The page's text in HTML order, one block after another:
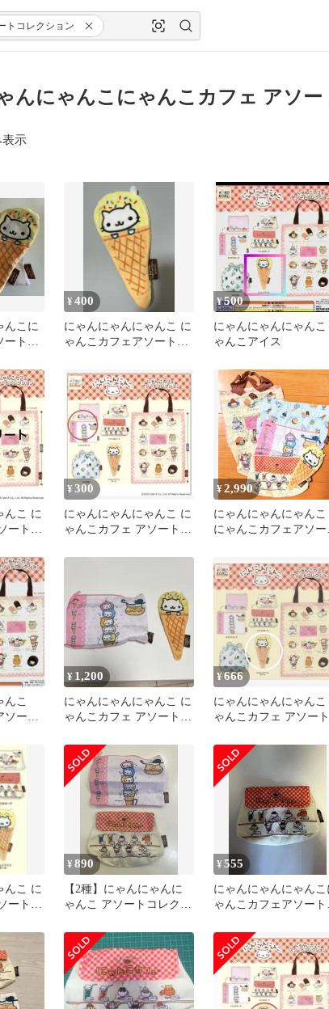
トコレクション
んにゃんこにゃんこカフェ アソ
表示
んこに
トコ
¥400
にゃんにゃんにゃんこ に
ゃんこカフェアソートコ
¥500
にゃんにゃんにゃんこ
ゃんこアイス
んこ に
ート
¥300
にゃんにゃんにゃんこ に
ゃんこカフェ アソートコ
¥2,990
にゃんにゃんにゃん
にゃんこカフェアソー
んこ
ート
¥ 1,200
にゃんにゃんにゃんこ に
ゃんこカフェ アソートコ
¥666
にゃんにゃんにゃんこ
ゃんこカフェ アソート
んこ に
ートコ
¥890
【2種】にゃんにゃんに
ゃんこ アソートコレクシ
¥555
にゃんにゃんにゃんこ
ゃんこカフェアソート